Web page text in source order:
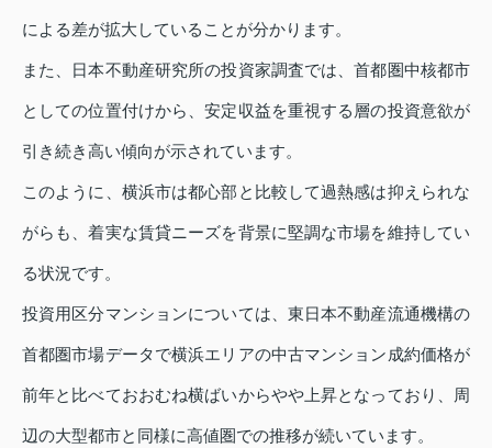
による差が拡大していることが分かります。
また、日本不動産研究所の投資家調査では、首都圏中核都市
としての位置付けから、安定収益を重視する層の投資意欲が
引き続き高い傾向が示されています。
このように、横浜市は都心部と比較して過熱感は抑えられな
がらも、着実な賃貸ニーズを背景に堅調な市場を維持してい
る状況です。
投資用区分マンションについては、東日本不動産流通機構の
首都圏市場データで横浜エリアの中古マンション成約価格が
前年と比べておおむね横ばいからやや上昇となっており、周
辺の大型都市と同様に高値圏での推移が続いています。